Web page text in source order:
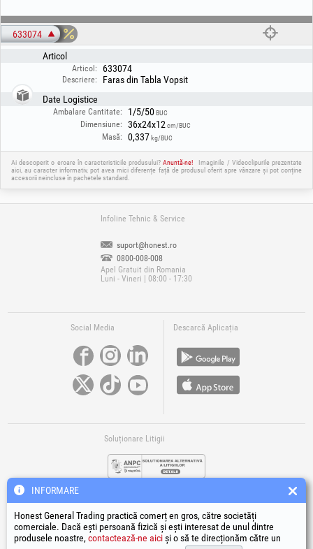
633074
Articol
Articol: 633074
Descriere:
Faras din Tabla Vopsit
Date Logistice
Ambalare Cantitate: 1/5/50BUC
Dimensiune: 36x24x12 cm/BUC
Masă: 0,337 kg/BUC
Ai descoperit o eroare în caracteristicile produsului?Anuntă-ne!
Imaginile / Videoclipurile prezentate
aici, au caracter informativ, pot avea mici diferențe față de produsul oferit spre vânzare și pot conține
accesorii neincluse în pachetele standard.
Infoline Tehnic & Service
suport@honest.ro
0800-008-008
Apel Gratuit din Romania
Luni - Vineri | 08:00 - 17:30
Social Media Descarcă Aplicația
Soluționare Litigii
INFORMARE
Honest General Trading practică comerț en gros, către societăți
comerciale. Dacă ești persoană fizică și ești interesat de unul dintre
produsele noastre, contactează-ne aiciși o să te direcționăm către un